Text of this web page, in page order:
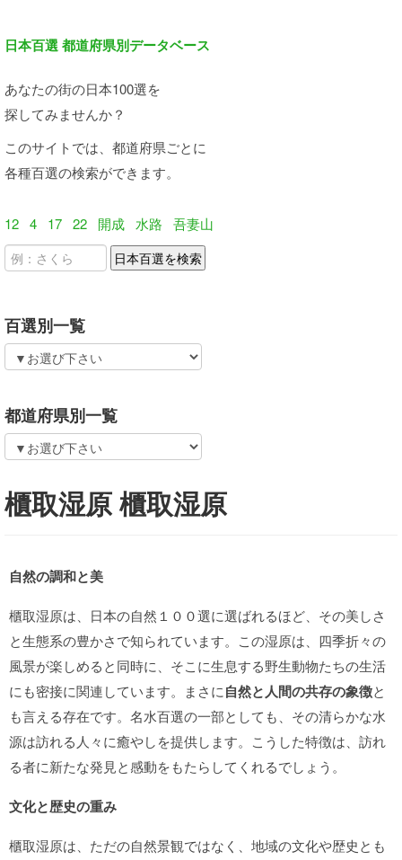
日本百選 都道府県別データベース
あなたの街の日本100選を
探してみませんか？
このサイトでは、都道府県ごとに
各種百選の検索ができます。
12 4 17 22 開成 水路 吾妻山
百選別一覧
都道府県別一覧
櫃取湿原 櫃取湿原
自然の調和と美
櫃取湿原は、日本の自然１００選に選ばれるほど、その美しさ
と生態系の豊かさで知られています。この湿原は、四季折々の
風景が楽しめると同時に、そこに生息する野生動物たちの生活
にも密接に関連しています。まさに自然と人間の共存の象徴と
も言える存在です。名水百選の一部としても、その清らかな水
源は訪れる人々に癒やしを提供します。こうした特徴は、訪れ
る者に新たな発見と感動をもたらしてくれるでしょう。
文化と歴史の重み
櫃取湿原は、ただの自然景観ではなく、地域の文化や歴史とも